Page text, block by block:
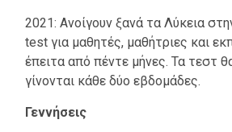
2021: Ανοίγουν ξανά τα Λύκεια
test για μαθητές, μαθήτριες και
έπειτα από πέντε μήνες. Τα τεστ
γίνονται κάθε δύο εβδομάδες.
Γεννήσεις